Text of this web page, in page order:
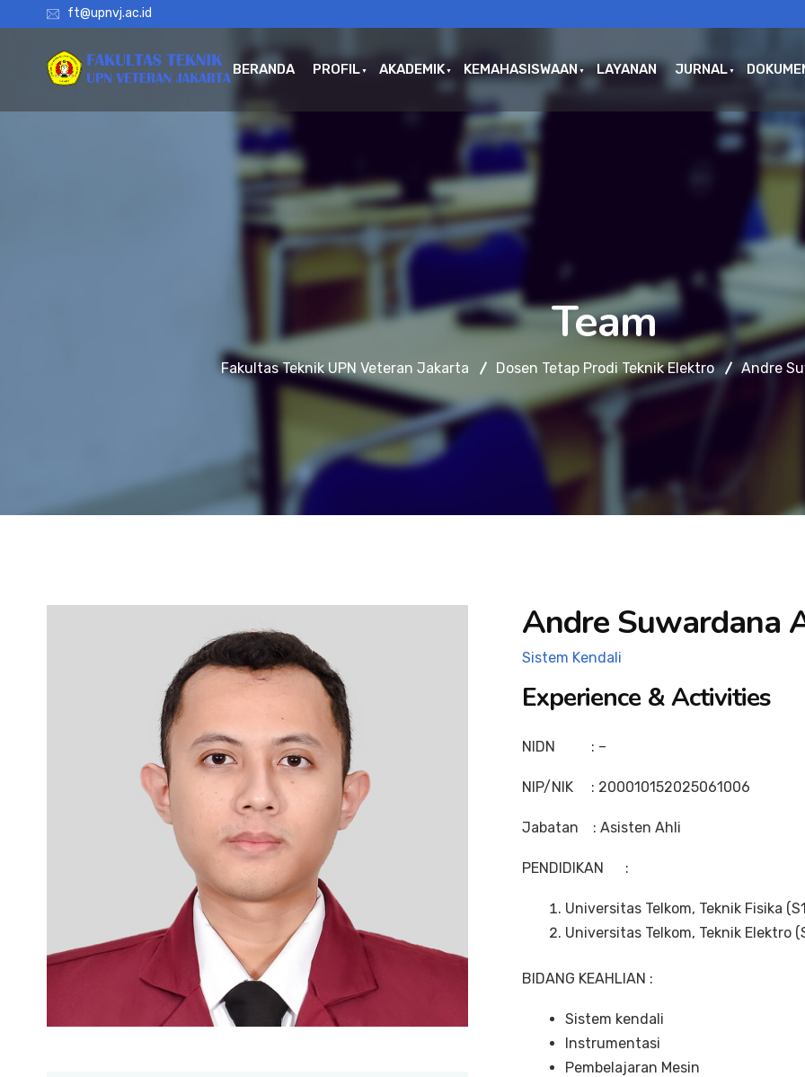
ft@upnvj.ac.id
BERANDA PROFIL AKADEMIK KEMAHASISWAAN LAYANAN JURNAL
Team
Fakultas Teknik UPN Veteran Jakarta Dosen Tetap Prodi Teknik Elektro Andre
Andre Suwardana
Sistem Kendali
Experience & Activities
NIDN : –
NIP/NIK : 200010152025061006
Jabatan : Asisten Ahli
PENDIDIKAN :
Universitas Telkom, Teknik Fisika
Universitas Telkom, Teknik Elektro
BIDANG KEAHLIAN :
Sistem kendali
Instrumentasi
Pembelajaran Mesin